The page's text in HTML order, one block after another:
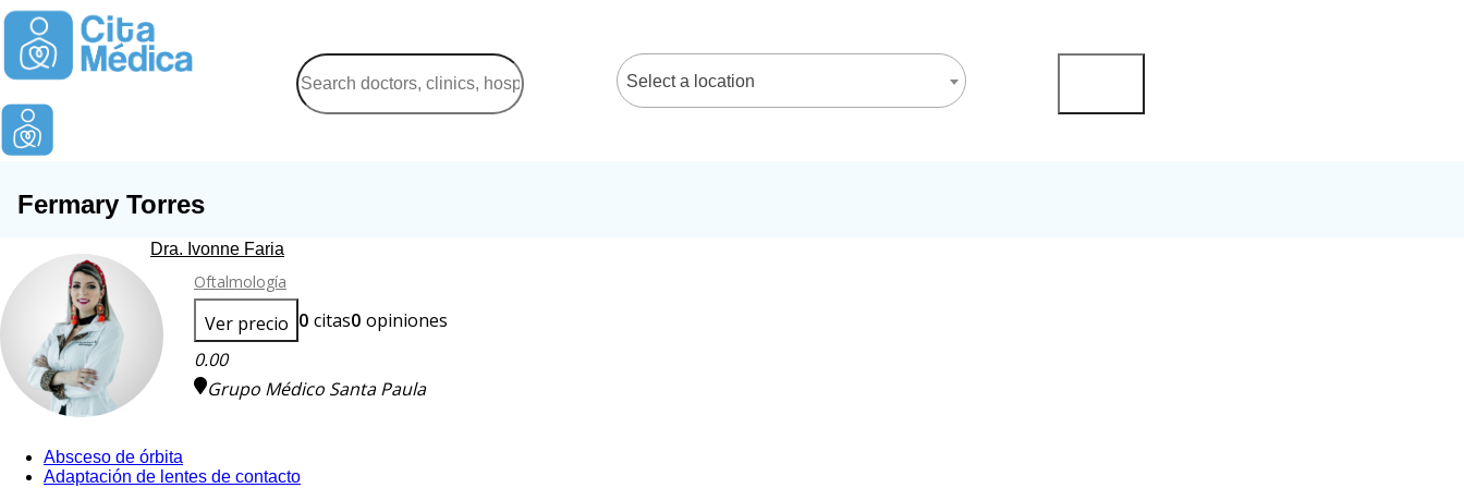
Select a location
Fermary Torres
Dra. Ivonne Faria
Oftalmología
Ver precio 0 citas0 opiniones
0.00
Grupo Médico Santa Paula
Absceso de órbita
Adaptación de lentes de contacto